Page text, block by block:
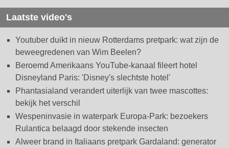
Laatste video's
Youtuber duikt in nieuw Rotterdams pretpark: wat zijn de
beweegredenen van Wim Beelen?
Beroemd Amerikaans YouTube-kanaal fileert hotel
Disneyland Paris: 'Disney's slechtste hotel'
Phantasialand verandert uiterlijk van twee mascottes:
bekijk het verschil
Wespeninvasie in waterpark Europa-Park: bezoekers
Rulantica belaagd door stekende insecten
Alweer brand in Italiaans pretpark Gardaland: generator